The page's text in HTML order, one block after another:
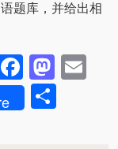
题库，并给出相